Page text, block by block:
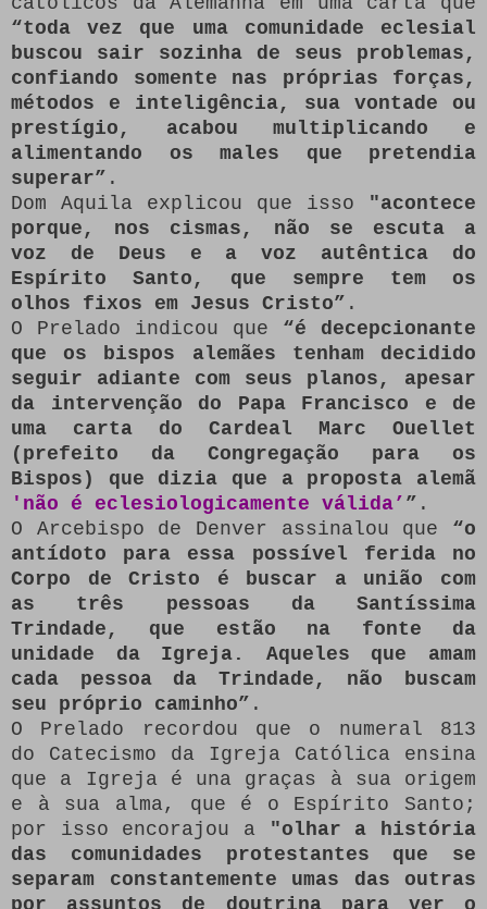
“toda vez que uma comunidade eclesial
buscou sair sozinha de seus problemas,
confiando somente nas próprias forças,
métodos e inteligência, sua vontade ou
prestígio, acabou multiplicando e
alimentando os males que pretendia
superar” .
Dom Aquila explicou que isso "acontece
porque, nos cismas, não se escuta a
voz de Deus e a voz autêntica do
Espírito Santo, que sempre tem os
olhos fixos em Jesus Cristo” .
O Prelado indicou que “é decepcionante
que os bispos alemães tenham decidido
seguir adiante com seus planos, apesar
da intervenção do Papa Francisco e de
uma carta do Cardeal Marc Ouellet
(prefeito da Congregação para os
Bispos) que dizia que a proposta alemã
'não é eclesiologicamente válida’ ” .
O Arcebispo de Denver assinalou que “o
antídoto para essa possível ferida no
Corpo de Cristo é buscar a união com
as três pessoas da Santíssima
Trindade, que estão na fonte da
unidade da Igreja. Aqueles que amam
cada pessoa da Trindade, não buscam
seu próprio caminho” .
O Prelado recordou que o numeral 813
do Catecismo da Igreja Católica ensina
que a Igreja é una graças à sua origem
e à sua alma, que é o Espírito Santo;
por isso encorajou a
"olhar a história
das comunidades protestantes que se
separam constantemente umas das outras
por assuntos de doutrina para ver o